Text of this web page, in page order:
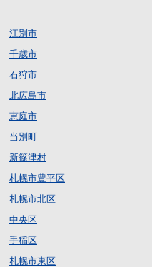
江別市
千歳市
石狩市
北広島市
恵庭市
当別町
新篠津村
札幌市豊平区
札幌市北区
中央区
手稲区
札幌市東区